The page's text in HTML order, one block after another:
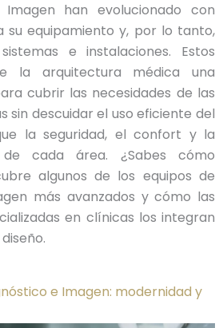
Imagen han evolucionado con
su equipamiento y, por lo tanto,
e instalaciones. Estos
la arquitectura médica una
cubrir las necesidades de las
sin descuidar el uso eficiente del
la seguridad, el confort y la
cada área. ¿Sabes cómo
algunos de los equipos de
más avanzados y cómo las
en clínicas los integran
e Imagen: modernidad y